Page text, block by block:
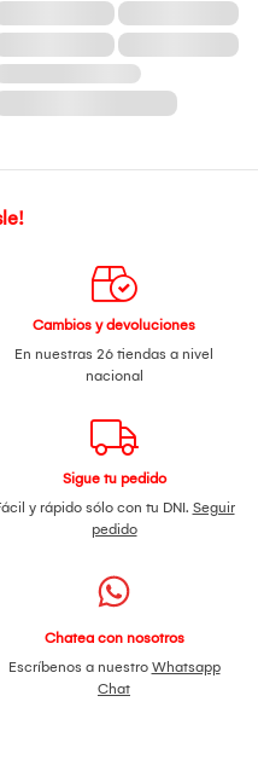
Cambios y devoluciones
En nuestras 26 tiendas a nivel
nacional
Sigue tu pedido
y rápido sólo con tu DNI. Seguir
pedido
Chatea con nosotros
Escríbenos a nuestro Whatsapp
Chat